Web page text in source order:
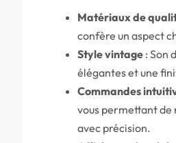
Matériaux de
confère un aspect
Style vintage : Son
élégantes et une
Commandes
vous permettant de
avec précision.